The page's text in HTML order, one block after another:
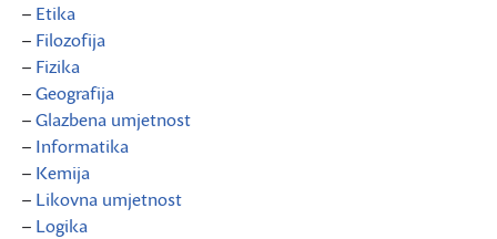
– Etika
– Filozofija
– Fizika
–Geografija
–Glazbena umjetnost
– Informatika
– Kemija
– Likovna umjetnost
– Logika